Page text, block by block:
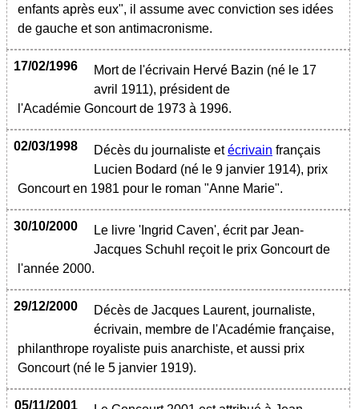
enfants après eux", il assume avec conviction ses idées
de gauche et son antimacronisme.
17/02/1996
Mort de l'écrivain Hervé Bazin (né le 17
avril 1911), président de
l'Académie Goncourt de 1973 à 1996.
02/03/1998 Décès du journaliste etécrivain français
Lucien Bodard (né le 9 janvier 1914), prix
Goncourt en 1981 pour le roman "Anne Marie".
30/10/2000
Le livre 'Ingrid Caven', écrit par Jean-
Jacques Schuhl reçoit le prix Goncourt de
l'année 2000.
29/12/2000
Décès de Jacques Laurent, journaliste,
écrivain, membre de l'Académie française,
philanthrope royaliste puis anarchiste, et aussi prix
Goncourt (né le 5 janvier 1919).
05/11/2001